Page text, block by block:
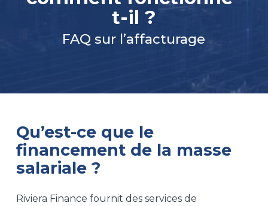
t-il ?
FAQ sur l’affacturage
Qu’est-ce que le
financement de la masse
salariale ?
Riviera Finance fournit des services de